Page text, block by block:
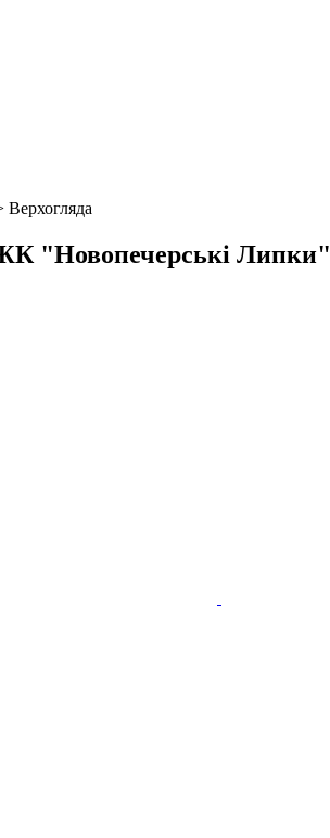
Верхогляда
"Новопечерські Липки"